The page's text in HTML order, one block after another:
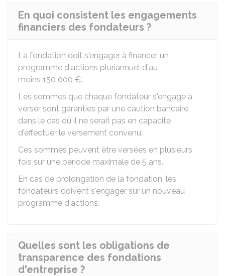
En quoi consistent les engagements
financiers des fondateurs ?
La fondation doit s'engager à financer un
programme d'actions pluriannuel d'au
moins 150 000 €.
Les sommes que chaque fondateur s'engage à
verser sont garanties par une caution bancaire
dans le cas où il ne serait pas en capacité
d'effectuer le versement convenu.
Ces sommes peuvent être versées en plusieurs
fois sur une période maximale de 5 ans.
En cas de prolongation de la fondation, les
fondateurs doivent s'engager sur un nouveau
programme d'actions.
Quelles sont les obligations de
transparence des fondations
d'entreprise ?